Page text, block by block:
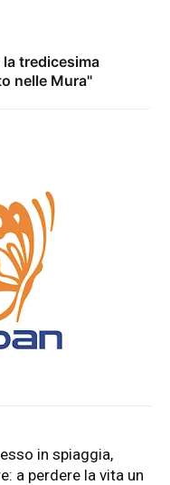
tredicesima
nelle Mura"
in spiaggia,
a perdere la vita un